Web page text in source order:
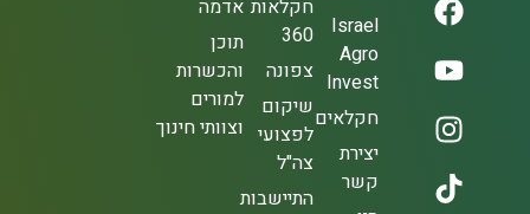
Israel
Agro
Invest
חקלאים
יצירת
קשר
חקלאות
360
צפונה
שיקום
לפצועי
צה"ל
התיישבות
אדמה
תוכן
והכשרות
למורים
וצוותי חינוך